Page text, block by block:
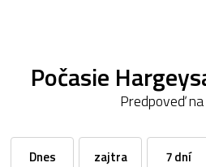
Počasie
Predpoveď
Dnes zajtra 7 dní